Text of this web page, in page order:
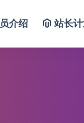
介绍 站长计